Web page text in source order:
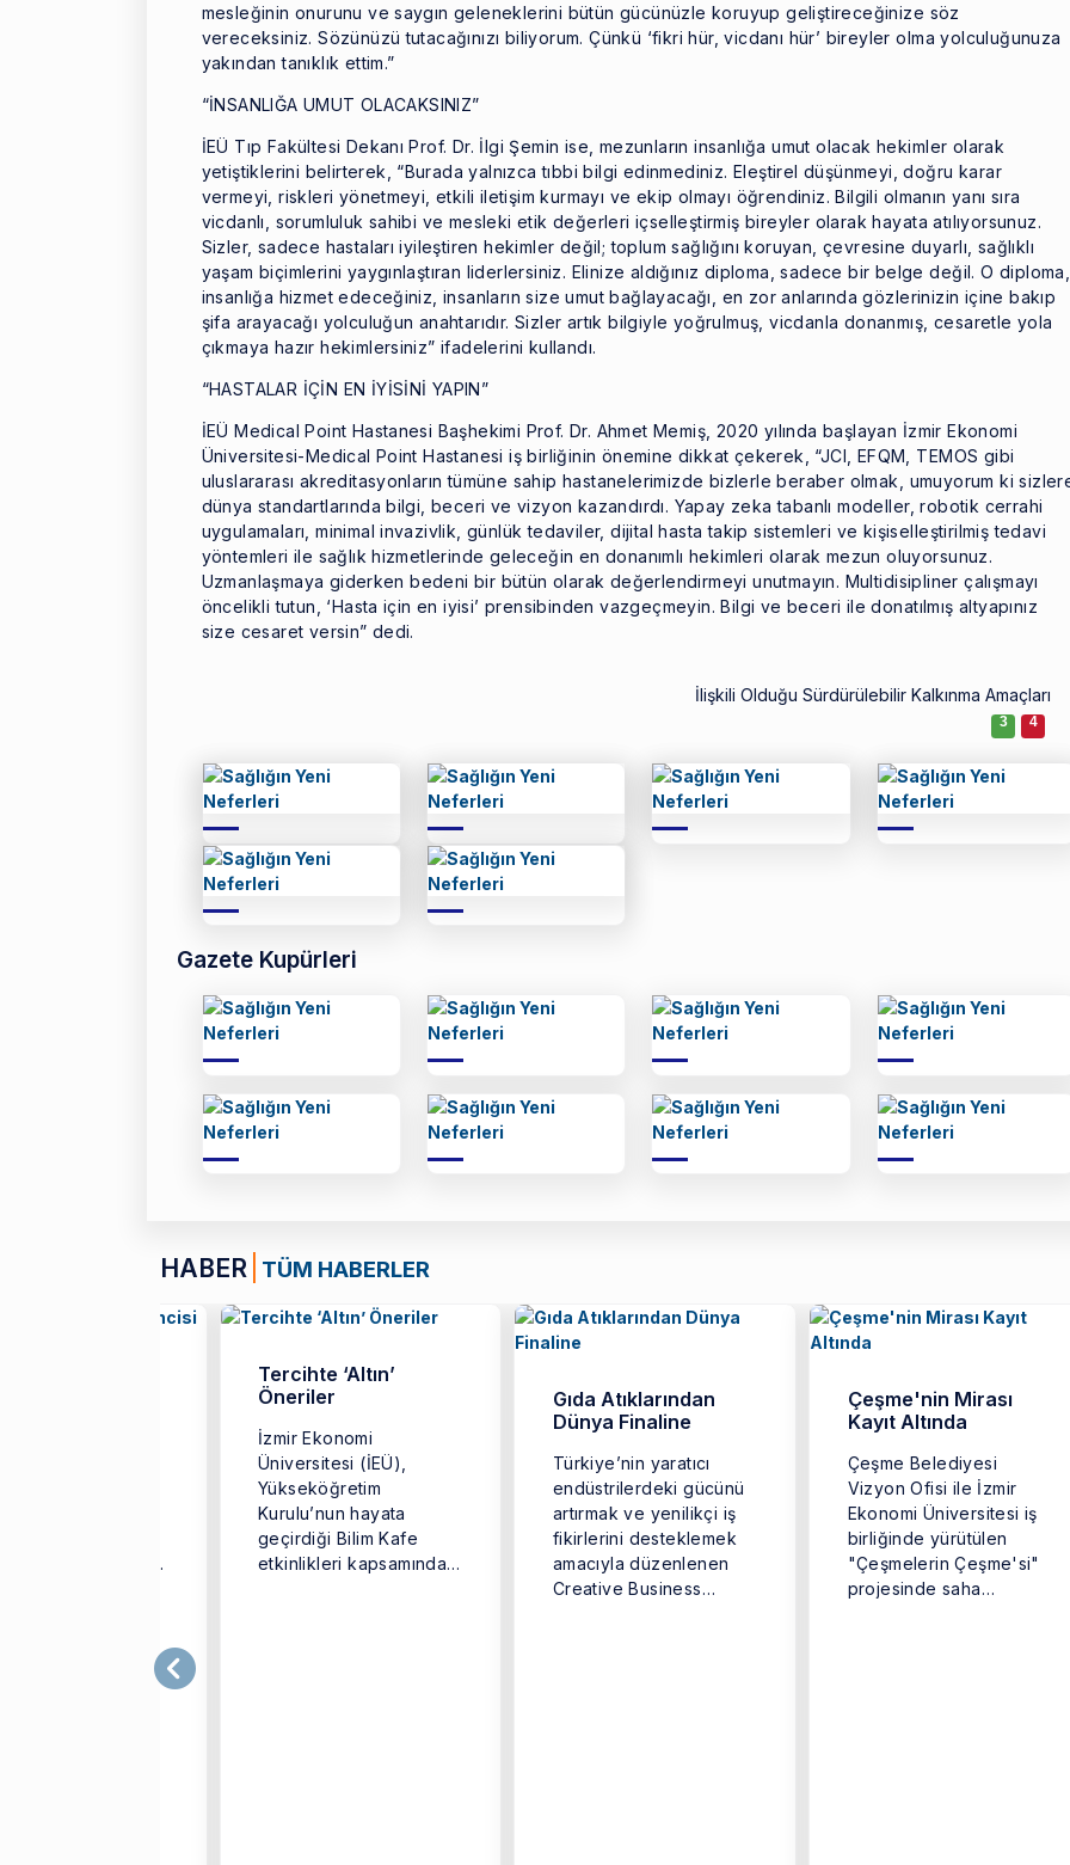
mesleğinin onurunu ve saygın geleneklerini bütün gücünüzle koruyup geliştireceğinize söz
vereceksiniz. Sözünüzü tutacağınızı biliyorum. Çünkü ‘fikri hür, vicdanı hür’ bireyler olma yolculuğunuza
yakından tanıklık ettim.”
“İNSANLIĞA UMUT OLACAKSINIZ”
İEÜ Tıp Fakültesi Dekanı Prof. Dr. İlgi Şemin ise, mezunların insanlığa umut olacak hekimler olarak
yetiştiklerini belirterek, “Burada yalnızca tıbbi bilgi edinmediniz. Eleştirel düşünmeyi, doğru karar
vermeyi, riskleri yönetmeyi, etkili iletişim kurmayı ve ekip olmayı öğrendiniz. Bilgili olmanın yanı sıra
vicdanlı, sorumluluk sahibi ve mesleki etik değerleri içselleştirmiş bireyler olarak hayata atılıyorsunuz.
Sizler, sadece hastaları iyileştiren hekimler değil; toplum sağlığını koruyan, çevresine duyarlı, sağlıklı
yaşam biçimlerini yaygınlaştıran liderlersiniz. Elinize aldığınız diploma, sadece bir belge değil. O diploma,
insanlığa hizmet edeceğiniz, insanların size umut bağlayacağı, en zor anlarında gözlerinizin içine bakıp
şifa arayacağı yolculuğun anahtarıdır. Sizler artık bilgiyle yoğrulmuş, vicdanla donanmış, cesaretle yola
çıkmaya hazır hekimlersiniz” ifadelerini kullandı.
“HASTALAR İÇİN EN İYİSİNİ YAPIN”
İEÜ Medical Point Hastanesi Başhekimi Prof. Dr. Ahmet Memiş, 2020 yılında başlayan İzmir Ekonomi
Üniversitesi-Medical Point Hastanesi iş birliğinin önemine dikkat çekerek, “JCI, EFQM, TEMOS gibi
uluslararası akreditasyonların tümüne sahip hastanelerimizde bizlerle beraber olmak, umuyorum ki
dünya standartlarında bilgi, beceri ve vizyon kazandırdı. Yapay zeka tabanlı modeller, robotik cerrahi
uygulamaları, minimal invazivlik, günlük tedaviler, dijital hasta takip sistemleri ve kişiselleştirilmiş tedavi
yöntemleri ile sağlık hizmetlerinde geleceğin en donanımlı hekimleri olarak mezun oluyorsunuz.
Uzmanlaşmaya giderken bedeni bir bütün olarak değerlendirmeyi unutmayın. Multidisipliner çalışmayı
öncelikli tutun, ‘Hasta için en iyisi’ prensibinden vazgeçmeyin. Bilgi ve beceri ile donatılmış altyapınız
size cesaret versin” dedi.
İlişkili Olduğu Sürdürülebilir Kalkınma Amaçları
3 4
Gazete Kupürleri
HABER TÜM HABERLER
Tercihte ‘Altın’
Öneriler
İzmir Ekonomi
Üniversitesi (İEÜ),
Yükseköğretim
Kurulu’nun hayata
geçirdiği Bilim Kafe
etkinlikleri kapsamında
Gıda Atıklarından
Dünya Finaline
Türkiye’nin yaratıcı
endüstrilerdeki gücünü
artırmak ve yenilikçi iş
fikirlerini desteklemek
amacıyla düzenlenen
Creative Business
Çeşme'nin Mirası
Kayıt Altında
Çeşme Belediyesi
Vizyon Ofisi ile İzmir
Ekonomi Üniversitesi iş
birliğinde yürütülen
"Çeşmelerin Çeşme'si"
projesinde saha